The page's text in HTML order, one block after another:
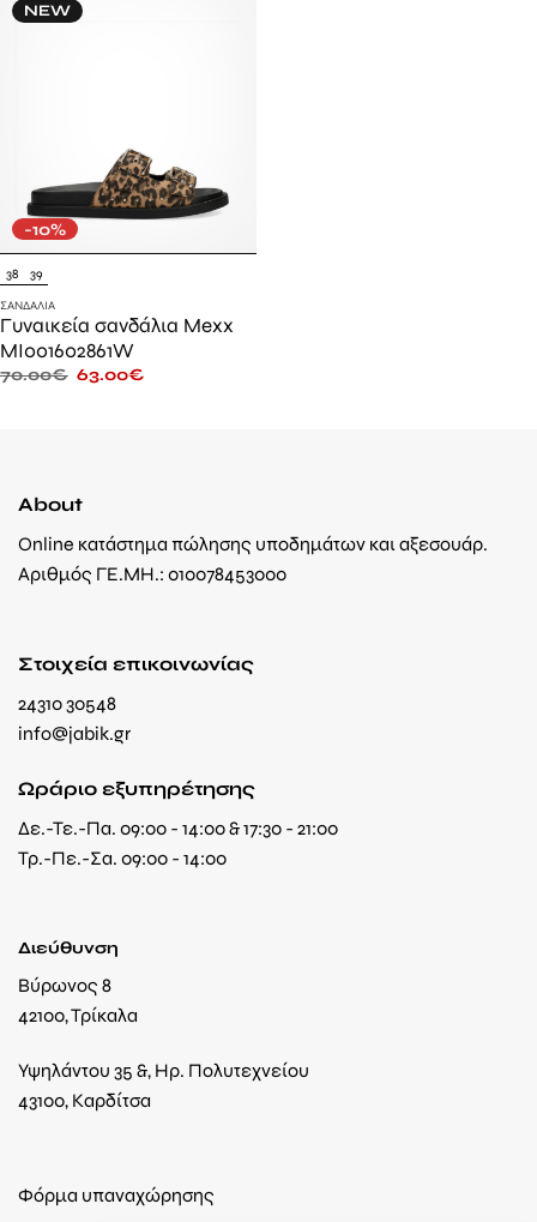
NEW
-10%
38 39
ΣΑΝΔΆΛΙΑ
Γυναικεία σανδάλια Mexx
MI001602861W
70.00€ 63.00€
About
Online κατάστημα πώλησης υποδημάτων και αξεσουάρ.
Αριθμός ΓΕ.ΜΗ.: 010078453000
Στοιχεία επικοινωνίας
24310 30548
info@jabik.gr
Ωράριο εξυπηρέτησης
Δε.-Τε.-Πα. 09:00 - 14:00 & 17:30 - 21:00
Τρ.-Πε.-Σα. 09:00 - 14:00
Διεύθυνση
Βύρωνος 8
42100, Τρίκαλα
Υψηλάντου 35 &, Ηρ. Πολυτεχνείου
43100, Καρδίτσα
Φόρμα υπαναχώρησης